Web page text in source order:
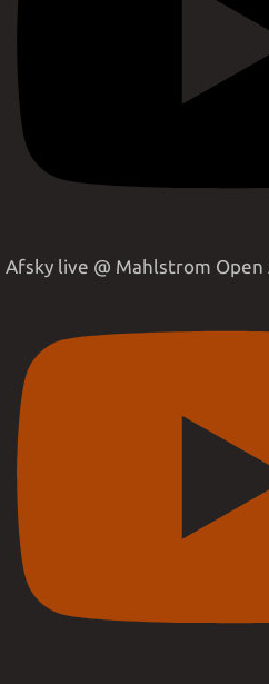
Afsky live @ Mahlstrom